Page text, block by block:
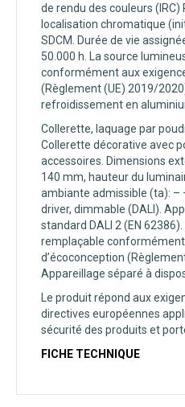
de rendu des couleurs (IRC)
localisation chromatique
SDCM. Durée de vie
50.000 h. La source
conformément aux
(Règlement (UE) 2019/
refroidissement en
Collerette, laquage par
Collerette décorative avec
accessoires. Dimensions
140 mm, hauteur du
ambiante admissible (ta): –
driver, dimmable (DALI).
standard DALI 2 (EN
remplaçable
d’écoconception
Appareillage séparé à
Le produit répond aux
directives européennes
sécurité des produits et
FICHE TECHNIQUE